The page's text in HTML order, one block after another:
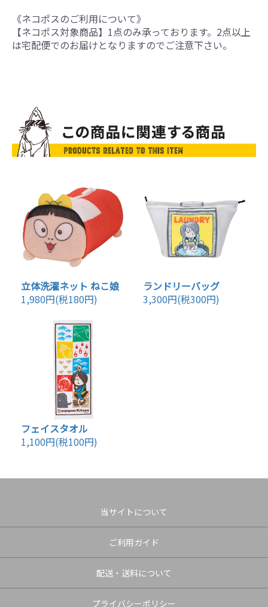
《ネコポスのご利用について》
【ネコポス対象商品】1点のみ承っております。2点以上
は宅配便でのお届けとなりますのでご注意下さい。
立体洗濯ネット ねこ娘
1,980円(税180円)
ランドリーバッグ
3,300円(税300円)
フェイスタオル
1,100円(税100円)
当サイトについて
ご利用ガイド
配送・送料について
プライバシーポリシー